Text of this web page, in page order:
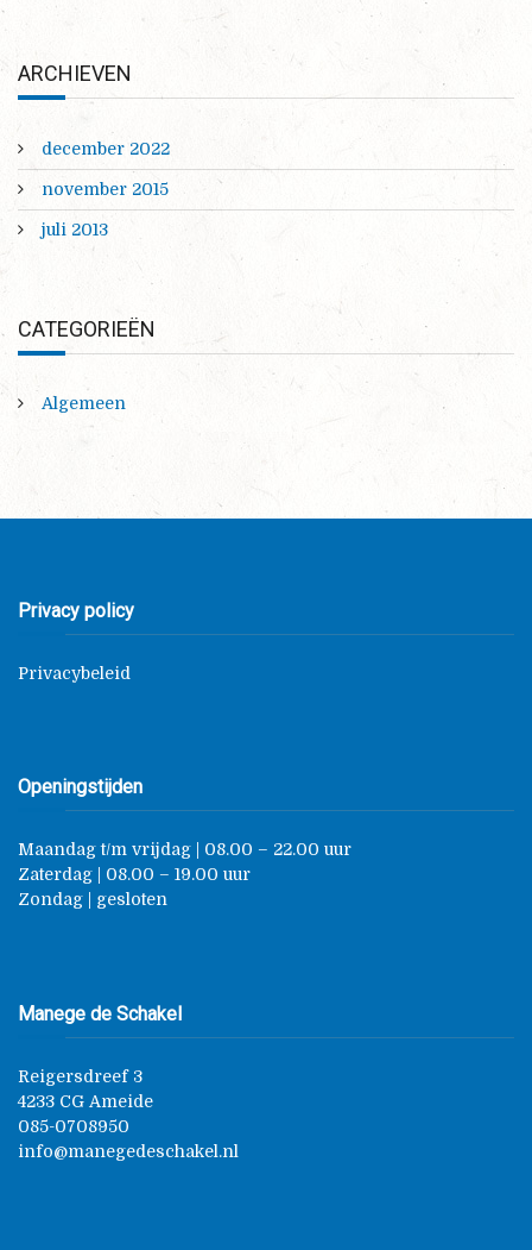
ARCHIEVEN
december 2022
november 2015
juli 2013
CATEGORIEËN
Algemeen
Privacy policy
Privacybeleid
Openingstijden
Maandag t/m vrijdag | 08.00 – 22.00 uur
Zaterdag | 08.00 – 19.00 uur
Zondag | gesloten
Manege de Schakel
Reigersdreef 3
4233 CG Ameide
085-0708950
info@manegedeschakel.nl